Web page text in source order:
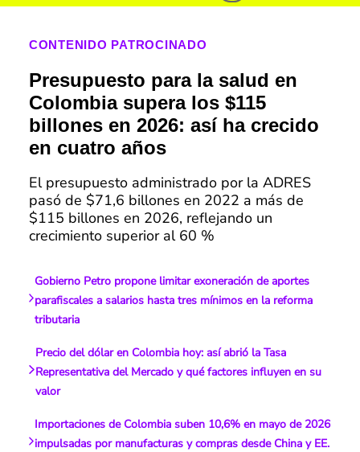
CONTENIDO PATROCINADO
Presupuesto para la salud en
Colombia supera los $115
billones en 2026: así ha crecido
en cuatro años
El presupuesto administrado por la ADRES
pasó de $71,6 billones en 2022 a más de
$115 billones en 2026, reflejando un
crecimiento superior al 60 %
Gobierno Petro propone limitar exoneración de aportes
parafiscales a salarios hasta tres mínimos en la reforma
tributaria
Precio del dólar en Colombia hoy: así abrió la Tasa
Representativa del Mercado y qué factores influyen en su
valor
Importaciones de Colombia suben 10,6% en mayo de 2026
impulsadas por manufacturas y compras desde China y EE.